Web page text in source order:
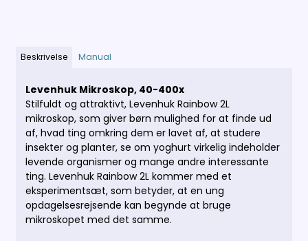
Beskrivelse Manual
Levenhuk Mikroskop, 40-400x
Stilfuldt og attraktivt, Levenhuk Rainbow 2L
mikroskop, som giver børn mulighed for at finde ud
af, hvad ting omkring dem er lavet af, at studere
insekter og planter, se om yoghurt virkelig indeholder
levende organismer og mange andre interessante
ting. Levenhuk Rainbow 2L kommer med et
eksperimentsæt, som betyder, at en ung
opdagelsesrejsende kan begynde at bruge
mikroskopet med det samme.